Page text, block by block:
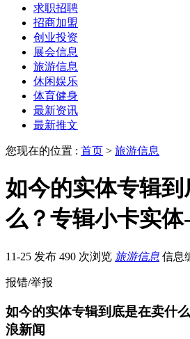
求职招聘
招商加盟
创业投资
展会信息
旅游信息
休闲娱乐
体育健身
最新资讯
最新推文
您现在的位置 : 首页 > 旅游信息
如今的实体专辑
么？专辑小卡实体
11-25 发布 490 次浏览 旅游信息 信息
报错/举报
如今的实体专辑到底是在卖什
浪新闻